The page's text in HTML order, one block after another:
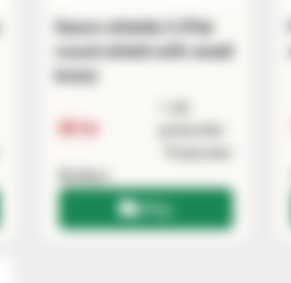
Saxon shields 2 (Flat
round shield with small
boss)
60 kr
1 på
postorder
Butiken
Köp